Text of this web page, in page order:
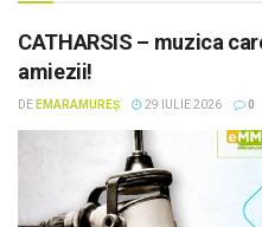
CATHARSIS – muzica
amiezii!
DE EMARAMUREȘ 29 IULIE 2026 0